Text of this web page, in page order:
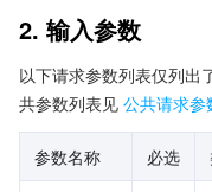
2. 输入参数
以下请求参数列表仅列出
共参数列表见 公共请求参
参数名称 必选